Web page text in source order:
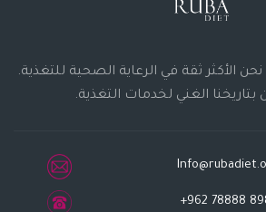
من 15 عامًا ، نحن الأكثر ثقة في الرعاية الصحية للتغذية.
الغني لخدمات التغذية.
+962 78888